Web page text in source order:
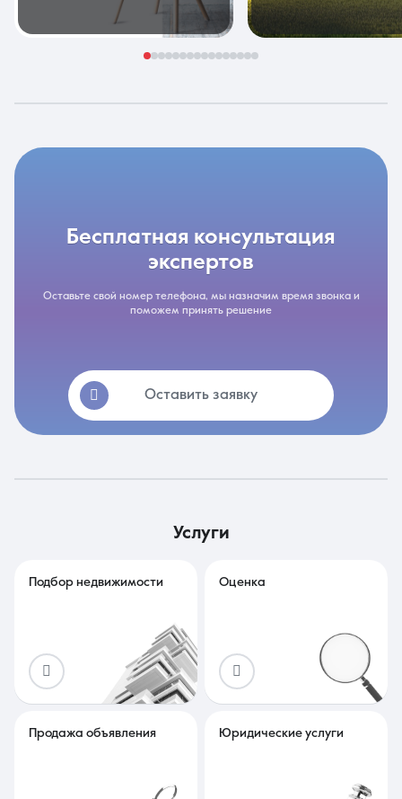
бесплатная консультация
экспертов
Оставьте свой номер телефона, мы назначим время звонка и
поможем принять решение
Оставить заявку
услуги
Подбор недвижимости Оценка
Продажа объявления Юридические услуги